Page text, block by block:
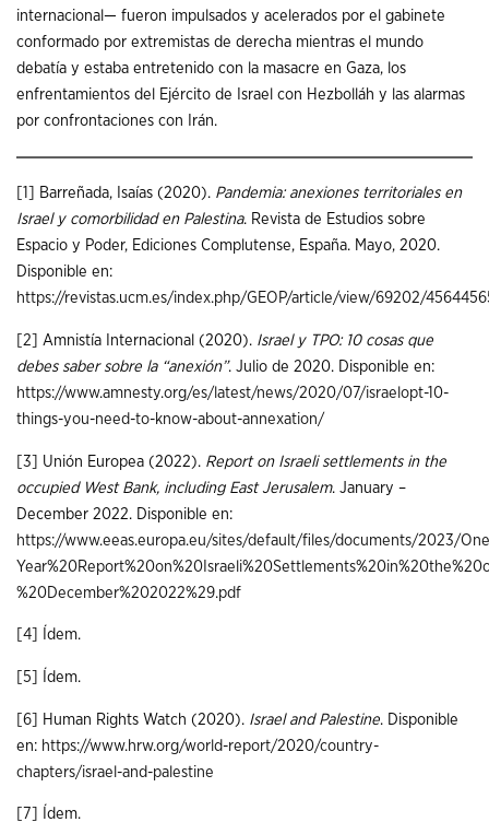
internacional— fueron impulsados y acelerados por el gabinete
conformado por extremistas de derecha mientras el mundo
debatía y estaba entretenido con la masacre en Gaza, los
enfrentamientos del Ejército de Israel con Hezbolláh y las alarmas
por confrontaciones con Irán.
[1] Barreñada, Isaías (2020). Pandemia: anexiones territoriales en
Israel y comorbilidad en Palestina. Revista de Estudios sobre
Espacio y Poder, Ediciones Complutense, España. Mayo, 2020.
Disponible en:
https://revistas.ucm.es/index.php/GEOP/article/view/69202/
[2] Amnistía Internacional (2020). Israel y TPO: 10 cosas que
debes saber sobre la “anexión”. Julio de 2020. Disponible en:
https://www.amnesty.org/es/latest/news/2020/07/israelopt-10-
things-you-need-to-know-about-annexation/
[3] Unión Europea (2022). Report on Israeli settlements in the
occupied West Bank, including East Jerusalem. January –
December 2022. Disponible en:
https://www.eeas.europa.eu/sites/default/files/documents/2023/
%20December%202022%29.pdf
[4] Ídem.
[5] Ídem.
[6] Human Rights Watch (2020). Israel and Palestine. Disponible
en: https://www.hrw.org/world-report/2020/country-
chapters/israel-and-palestine
[7] Ídem.